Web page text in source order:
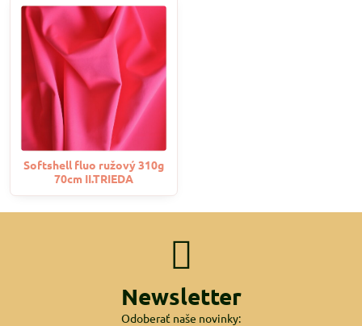
Softshell fluo ružový 310g
70cm II.TRIEDA
Newsletter
Odoberať naše novinky: